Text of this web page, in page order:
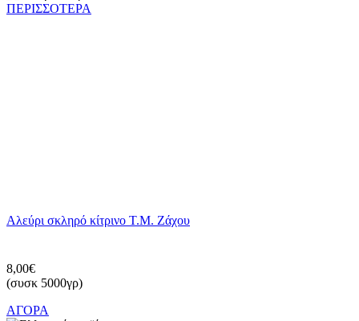
ΠΕΡΙΣΣΟΤΕΡΑ
Αλεύρι σκληρό κίτρινο Τ.Μ. Ζάχου
8,00€
(συσκ 5000γρ)
ΑΓΟΡΑ